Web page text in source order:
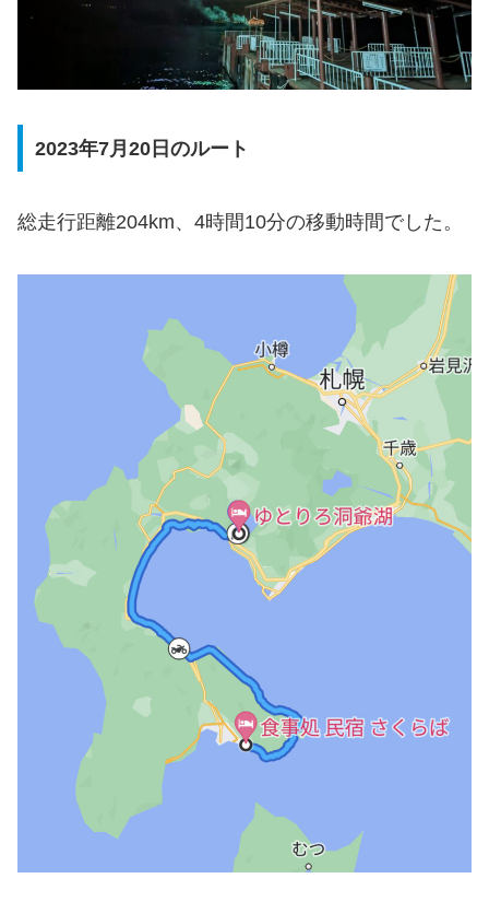
2023年7月20日のルート
総走行距離204km、4時間10分の移動時間でした。